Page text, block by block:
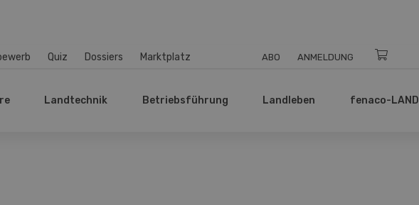
Quiz Dossiers Marktplatz ABO ANMELDUNG
Landtechnik Betriebsführung Landleben fenaco-LANDI